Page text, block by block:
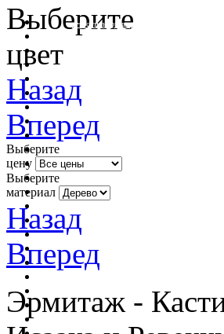
очистить фильтр цвета
Выберите
цвет
Назад
Вперед
Выберите
цену
Выберите
материал
Назад
Вперед
Эрмитаж -